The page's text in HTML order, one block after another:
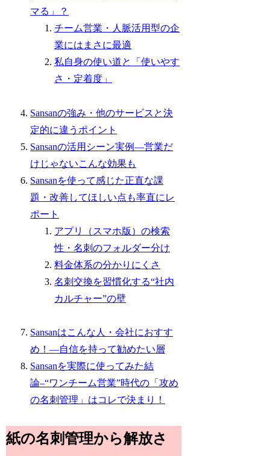
マる」？
チーム営業・人脈活用型の企
業にはまさに最適
私自身の使い道と「使いやす
さ・定着度」
Sansanの強み・他のサービスと決
定的に違うポイント
Sansanの活用シーン実例―営業だ
けじゃないこんな効果も
Sansanを使って感じた正直な課
題・改善してほしい点も率直にレ
ポート
アプリ（スマホ版）の検索
性・名刺のフォルダー分け
料金体系の分かりにくさ
名刺交換を習慣化する“社内
カルチャー”の壁
Sansanはこんな人・会社におすす
め！―自信を持って勧めたい層
Sansanを実際に使ってみた結
論–“ワンチーム営業”時代の「攻め
の名刺管理」はコレで決まり！
紙の名刺管理から解放さ